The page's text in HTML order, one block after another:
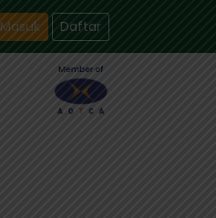
Masuk Daftar